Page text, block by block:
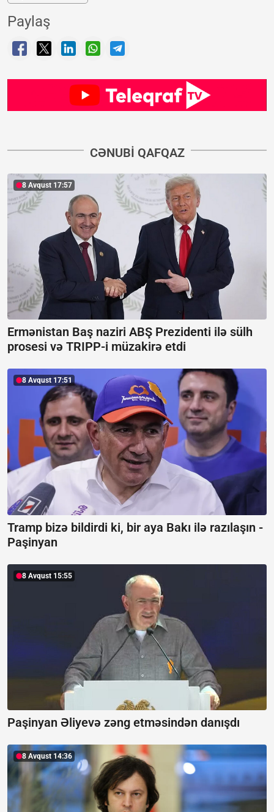
Paylaş
CƏNUBI QAFQAZ
8 Avqust 17:57
Ermənistan Baş naziri ABŞ Prezidenti ilə sülh
prosesi və TRIPP-i müzakirə etdi
8 Avqust 17:51
Tramp bizə bildirdi ki, bir aya Bakı ilə razılaşın -
Paşinyan
8 Avqust 15:55
Paşinyan Əliyevə zəng etməsindən danışdı
8 Avqust 14:36